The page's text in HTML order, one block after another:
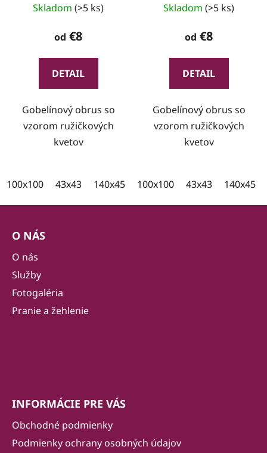
Skladom (>5 ks)
od €8
DETAIL
Gobelínový obrus so
vzorom ružičkových
kvetov
100x100 43x43 140x45 100x35
Skladom (>5 ks)
od €8
DETAIL
Gobelínový obrus so
vzorom ružičkových
kvetov
100x100 43x43 140x45
Z
O NÁS
O nás
Služby
Fotogaléria
Pranie a žehlenie
INFORMÁCIE PRE VÁS
Obchodné podmienky
Podmienky ochrany osobných údajov